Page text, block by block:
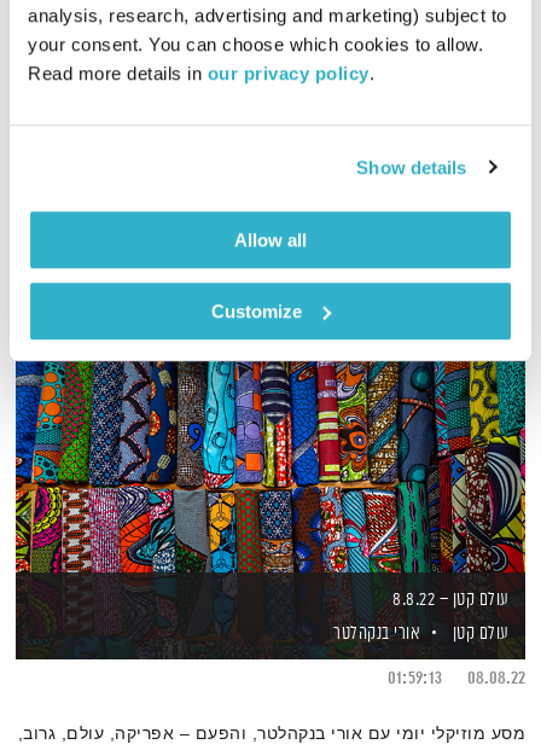
analysis, research, advertising and marketing) subject to
your consent. You can choose which cookies to allow.
Read more details in our privacy policy.
Show details
Allow all
Customize
שירים, שורות ושקט
בני בשן
01.02.24
01:00:02
אודיו
עולם קטן – 8.8.22
עולם קטן
אורי בנקהלטר
08.08.22
01:59:13
מסע מוזיקלי יומי עם אורי בנקהלטר, והפעם – אפריקה, עולם, גרוב,